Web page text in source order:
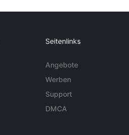
Seitenlinks
Angebote
Werben
Support
DMCA